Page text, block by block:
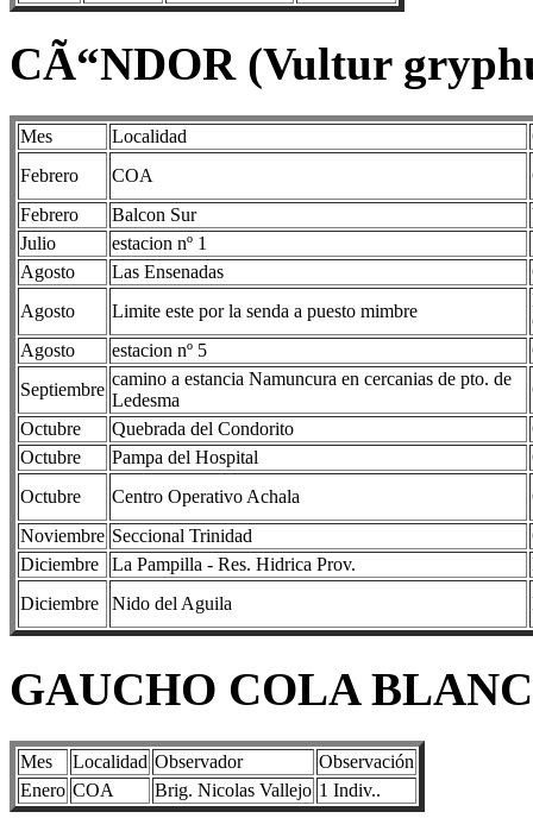
CÃ“NDOR (Vultur
Mes Localidad
Febrero
COA
Febrero
Balcon Sur
Julio
estacion nº 1
Agosto
Las Ensenadas
Agosto
Limite este por la senda a puesto mimbre
Agosto
estacion nº 5
Septiembre
camino a estancia Namuncura en cercanias de pto. de
Ledesma
Octubre
Quebrada del Condorito
Octubre
Pampa del Hospital
Octubre
Centro Operativo Achala
Noviembre Seccional Trinidad
Diciembre
La Pampilla - Res. Hidrica Prov.
Diciembre
Nido del Aguila
GAUCHO COLA
Mes Localidad Observador
Observación
Enero COA Brig. Nicolas Vallejo 1 Indiv..